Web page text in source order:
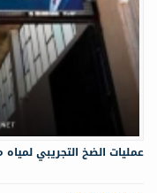
عمليات الضخ التجريبي